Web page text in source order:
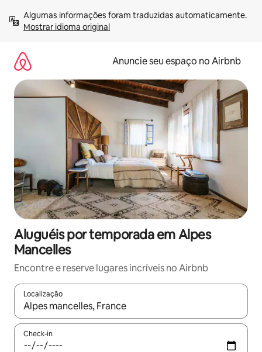
para
Mostrar idioma original
Anuncie seu espaço no Airbnb
Aluguéis por temporada em Alpes
Mancelles
Encontre e reserve lugares incríveis no Airbnb
Localização
Quando os resultados estiverem disponíveis, explore-os
Check-in